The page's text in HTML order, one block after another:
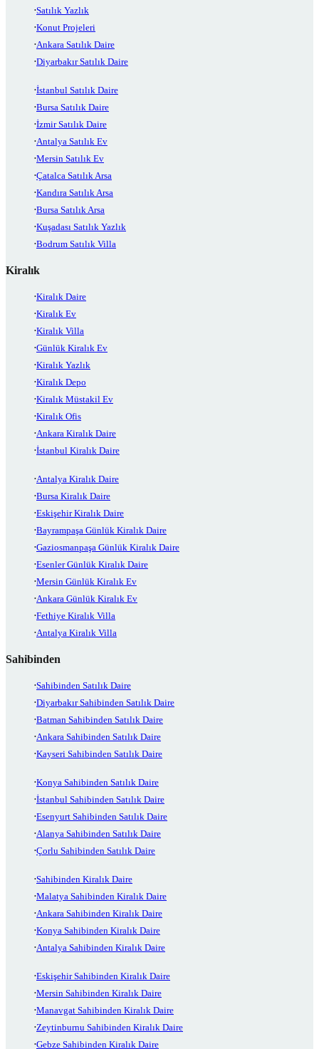
Satılık Yazlık
Konut Projeleri
Ankara Satılık Daire
Diyarbakır Satılık Daire
İstanbul Satılık Daire
Bursa Satılık Daire
İzmir Satılık Daire
Antalya Satılık Ev
Mersin Satılık Ev
Çatalca Satılık Arsa
Kandıra Satılık Arsa
Bursa Satılık Arsa
Kuşadası Satılık Yazlık
Bodrum Satılık Villa
Kiralık
Kiralık Daire
Kiralık Ev
Kiralık Villa
Günlük Kiralık Ev
Kiralık Yazlık
Kiralık Depo
Kiralık Müstakil Ev
Kiralık Ofis
Ankara Kiralık Daire
İstanbul Kiralık Daire
Antalya Kiralık Daire
Bursa Kiralık Daire
Eskişehir Kiralık Daire
Bayrampaşa Günlük Kiralık Daire
Gaziosmanpaşa Günlük Kiralık Daire
Esenler Günlük Kiralık Daire
Mersin Günlük Kiralık Ev
Ankara Günlük Kiralık Ev
Fethiye Kiralık Villa
Antalya Kiralık Villa
Sahibinden
Sahibinden Satılık Daire
Diyarbakır Sahibinden Satılık Daire
Batman Sahibinden Satılık Daire
Ankara Sahibinden Satılık Daire
Kayseri Sahibinden Satılık Daire
Konya Sahibinden Satılık Daire
İstanbul Sahibinden Satılık Daire
Esenyurt Sahibinden Satılık Daire
Alanya Sahibinden Satılık Daire
Çorlu Sahibinden Satılık Daire
Sahibinden Kiralık Daire
Malatya Sahibinden Kiralık Daire
Ankara Sahibinden Kiralık Daire
Konya Sahibinden Kiralık Daire
Antalya Sahibinden Kiralık Daire
Eskişehir Sahibinden Kiralık Daire
Mersin Sahibinden Kiralık Daire
Manavgat Sahibinden Kiralık Daire
Zeytinburnu Sahibinden Kiralık Daire
Gebze Sahibinden Kiralık Daire